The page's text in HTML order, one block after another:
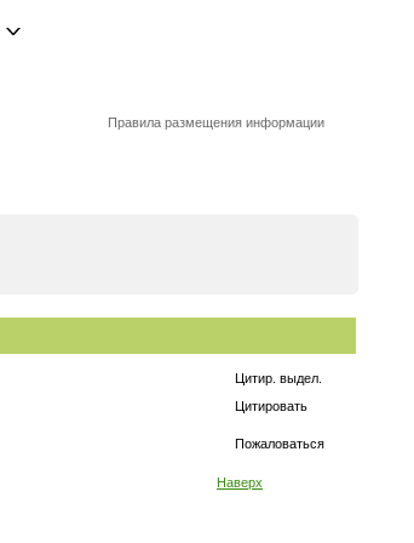
Правила размещения информации
Цитир. выдел.
Цитировать
Пожаловаться
Наверх